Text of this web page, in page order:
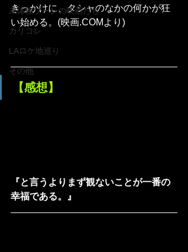
未体験ゾーンの映画たち
カリコレ
LAロケ地巡り
その他
きっかけに、タシャのなかの何かが狂
い始める。(映画.COMより)
【感想】
『と言うよりまず観ないことが一番の
幸福である。』